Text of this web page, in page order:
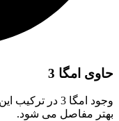
حاوی امگا 3
وجود امگا 3
بهتر مفاصل می شود.